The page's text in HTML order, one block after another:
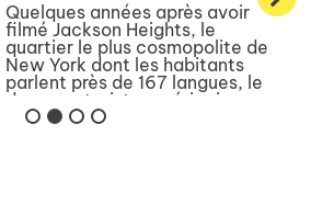
Quelques années après avoir
filmé Jackson Heights, le
quartier le plus cosmopolite de
New York dont les habitants
parlent près de 167 langues, le
documentariste américain
Frederick Wiseman semble